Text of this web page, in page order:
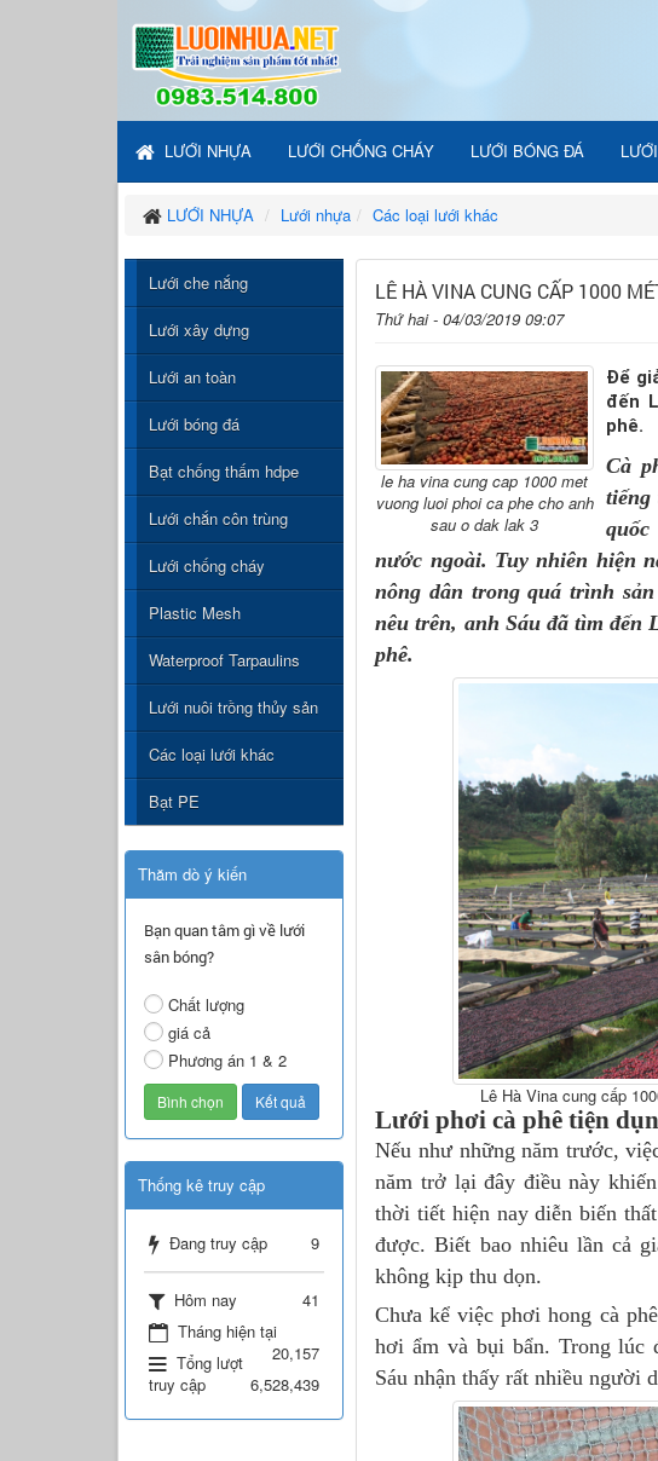
LƯỚI NHỰA LƯỚI CHỐNG CHÁY LƯỚI BÓNG ĐÁ
LƯỚI NHỰA Lưới nhựa Các loại lưới khác
LÊ HÀ VINA CUNG CẤP 1000
Thứ hai - 04/03/2019 09:07
le ha vina cung cap 1000 met
vuong luoi phoi ca phe cho anh
sau o dak lak 3
Để
đến
phê.
Cà
tiếng
nước ngoài. Tuy nhiên hiện
nông dân trong quá trình
nêu trên, anh Sáu đã tìm đến
phê.
Lê Hà Vina cung cấp
Lưới phơi cà phê tiện
Nếu như những năm trước,
năm trở lại đây điều này
thời tiết hiện nay diễn biến
được. Biết bao nhiêu lần cả
không kịp thu dọn.
Chưa kể việc phơi hong cà
hơi ẩm và bụi bẩn. Trong lúc
Sáu nhận thấy rất nhiều người
Lưới che nắng
Lưới xây dựng
Lưới an toàn
Lưới bóng đá
Bạt chống thấm hdpe
Lưới chắn côn trùng
Lưới chống cháy
Plastic Mesh
Waterproof Tarpaulins
Lưới nuôi trồng thủy sản
Các loại lưới khác
Bạt PE
Thăm dò ý kiến
Bạn quan tâm gì về lưới
sân bóng?
Chất lượng
giá cả
Phương án 1 & 2
Thống kê truy cập
Đang truy cập 9
Hôm nay
41
Tháng hiện tại
20,157
Tổng lượt
truy cập
6,528,439